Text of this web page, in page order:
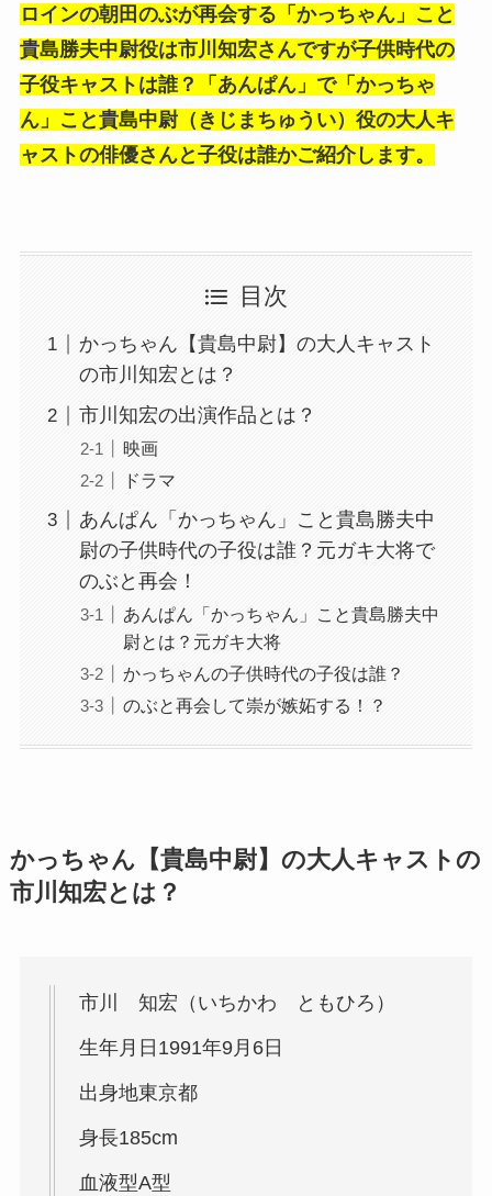
ロインの朝田のぶが再会する「かっちゃん」こと
貴島勝夫中尉役は市川知宏さんですが子供時代の
子役キャストは誰？「あんぱん」で「かっちゃ
ん」こと貴島中尉（きじまちゅうい）役の大人キ
ャストの俳優さんと子役は誰かご紹介します。
目次
かっちゃん【貴島中尉】の大人キャスト
の市川知宏とは？
市川知宏の出演作品とは？
映画
ドラマ
あんぱん「かっちゃん」こと貴島勝夫中
尉の子供時代の子役は誰？元ガキ大将で
のぶと再会！
あんぱん「かっちゃん」こと貴島勝夫中
尉とは？元ガキ大将
かっちゃんの子供時代の子役は誰？
のぶと再会して崇が嫉妬する！？
かっちゃん【貴島中尉】の大人キャストの
市川知宏とは？
市川 知宏（いちかわ ともひろ）
生年月日1991年9月6日
出身地東京都
身長185cm
血液型A型